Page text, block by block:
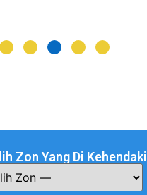
Zon Yang Di Kehendaki